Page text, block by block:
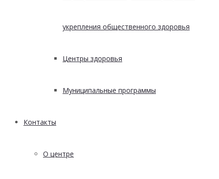
укрепления общественного здоровья
Центры здоровья
Муниципальные программы
Контакты
О центре